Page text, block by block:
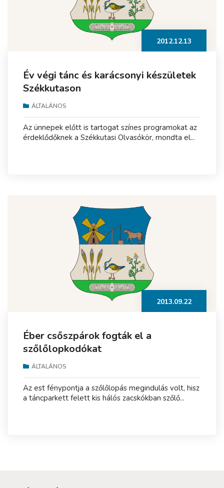
2012.12.13
Év végi tánc és karácsonyi készületek
Székkutason
ÁLTALÁNOS
Az ünnepek előtt is tartogat színes programokat az
érdeklődőknek a Székkutasi Olvasókör, mondta el...
2013.09.22
Éber csőszpárok fogták el a
szőlőlopkodókat
ÁLTALÁNOS
Az est fénypontja a szőlőlopás megindulás volt, hisz
a táncparkett felett kis hálós zacskókban szőlő...